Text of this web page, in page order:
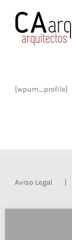
contenido
[wpum_profile]
Aviso Legal